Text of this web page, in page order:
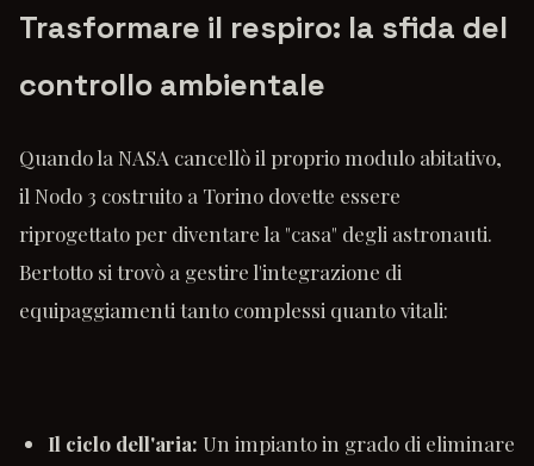
Trasformare il respiro: la sfida del
controllo ambientale
Quando la NASA cancellò il proprio modulo abitativo,
il Nodo 3 costruito a Torino dovette essere
riprogettato per diventare la "casa" degli astronauti.
Bertotto si trovò a gestire l'integrazione di
equipaggiamenti tanto complessi quanto vitali:
Il ciclo dell'aria: Un impianto in grado di eliminare